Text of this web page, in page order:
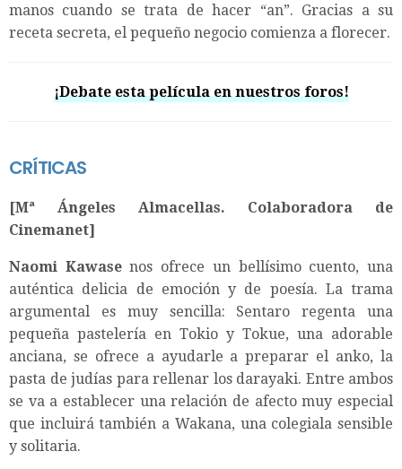
manos cuando se trata de hacer “an”. Gracias a su
receta secreta, el pequeño negocio comienza a florecer.
¡Debate esta película en nuestros foros!
CRÍTICAS
[Mª Ángeles Almacellas. Colaboradora de
Cinemanet]
Naomi Kawasenos ofrece un bellísimo cuento, una
auténtica delicia de emoción y de poesía. La trama
argumental es muy sencilla: Sentaro regenta una
pequeña pastelería en Tokio y Tokue, una adorable
anciana, se ofrece a ayudarle a preparar el anko, la
pasta de judías para rellenar los darayaki. Entre ambos
se va a establecer una relación de afecto muy especial
que incluirá también a Wakana, una colegiala sensible
y solitaria.